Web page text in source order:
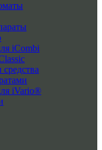
iCombi
iVario®